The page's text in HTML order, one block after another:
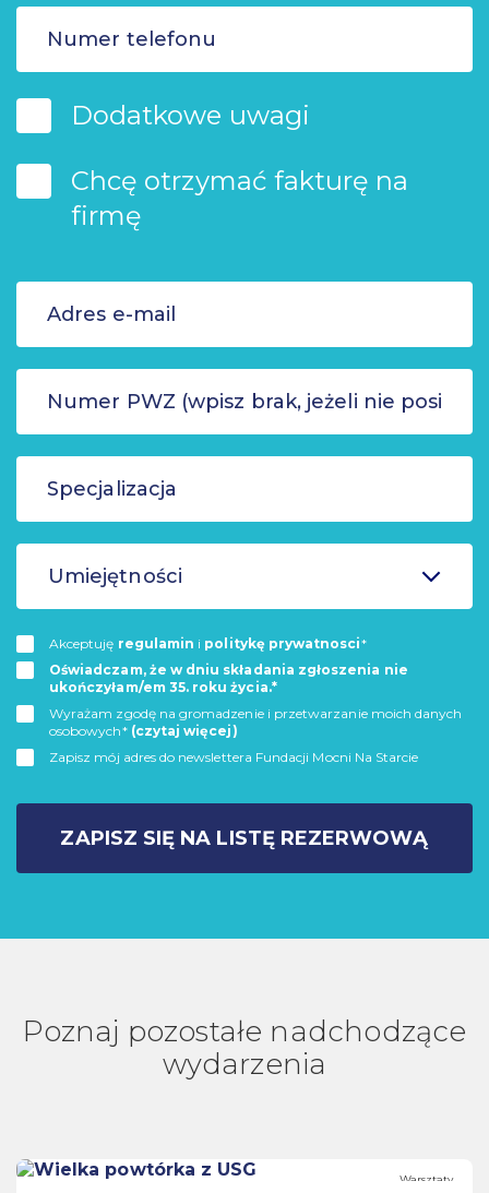
Dodatkowe uwagi
Chcę otrzymać fakturę na
firmę
Umiejętności
Akceptuję regulamin i politykę prywatnosci*
Oświadczam, że w dniu składania zgłoszenia nie
ukończyłam/em 35. roku życia.*
Wyrażam zgodę na gromadzenie i przetwarzanie moich danych
osobowych* (czytaj więcej)
Zapisz mój adres do newslettera Fundacji Mocni Na Starcie
ZAPISZ SIĘ NA LISTĘ REZERWOWĄ
Poznaj pozostałe nadchodzące
wydarzenia
Warsztaty